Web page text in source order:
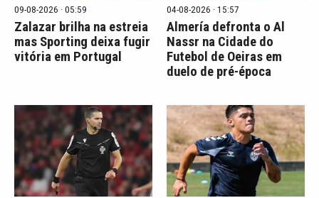
09-08-2026 · 05:59
Zalazar brilha na estreia
mas Sporting deixa fugir
vitória em Portugal
04-08-2026 · 15:57
Almería defronta o Al
Nassr na Cidade do
Futebol de Oeiras em
duelo de pré-época